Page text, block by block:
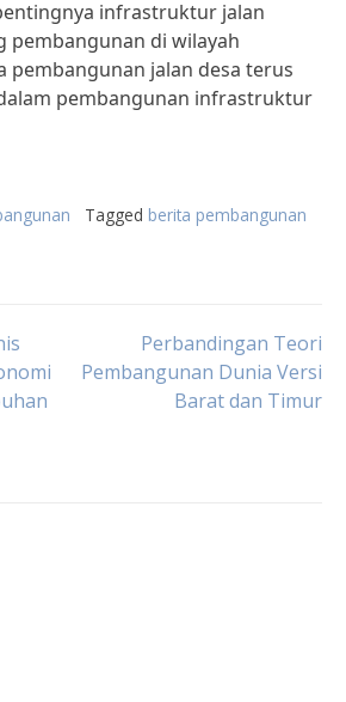
infrastruktur jalan
pembangunan di wilayah
pembangunan jalan desa terus
pembangunan infrastruktur
Tagged berita pembangunan
Perbandingan Teori
Pembangunan Dunia Versi
Barat dan Timur